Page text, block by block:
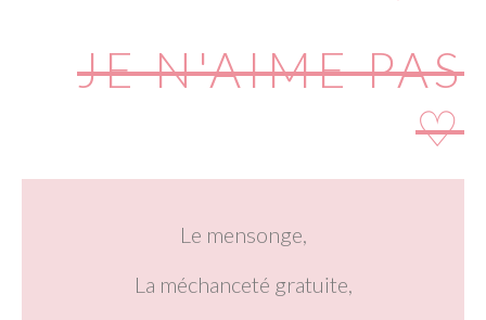
JE N'AIME PAS
♡
Le mensonge,
La méchanceté gratuite,